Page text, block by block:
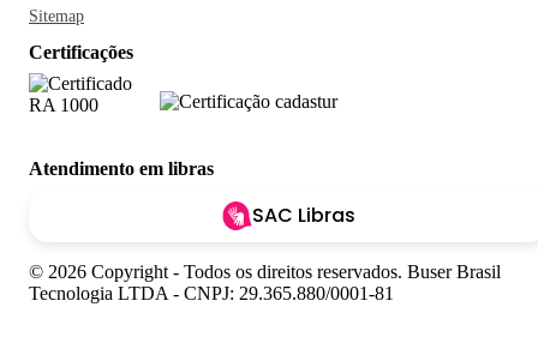
Sitemap
Certificações
Atendimento em libras
SAC Libras
© 2026 Copyright - Todos os direitos reservados. Buser Brasil
Tecnologia LTDA - CNPJ: 29.365.880/0001-81